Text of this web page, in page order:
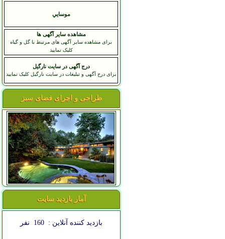
موسايي
مشاهده سایر آگهی ها
برای مشاهده سایر آگهی های مرتبط با گل و گیاه
کلیک نمایید
درج آگهی در سایت نارگیل
برای درج آگهی و تبلیغات در سایت نارگیل کلیک نمایید
طراحی و اجرای فضای سبز
آمار بازدید سایت
بازدید کننده آنلاین : 160 نفر